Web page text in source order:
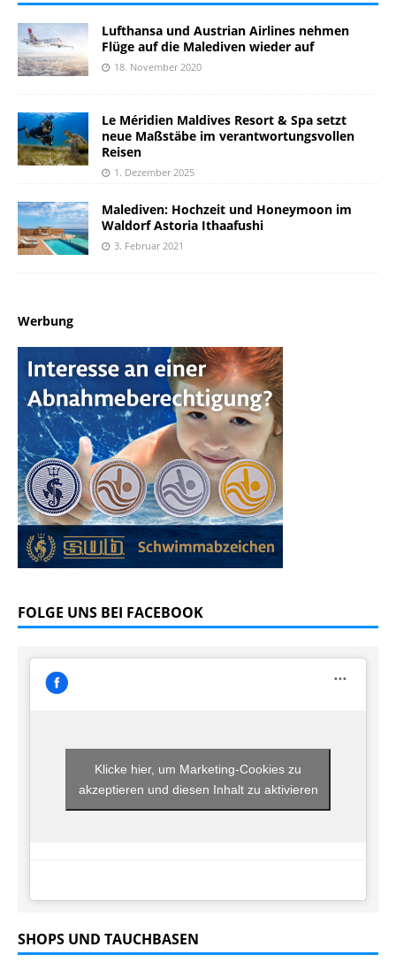
Lufthansa und Austrian Airlines nehmen
Flüge auf die Malediven wieder auf
18. November 2020
Le Méridien Maldives Resort & Spa setzt
neue Maßstäbe im verantwortungsvollen
Reisen
1. Dezember 2025
Malediven: Hochzeit und Honeymoon im
Waldorf Astoria Ithaafushi
3. Februar 2021
Werbung
FOLGE UNS BEI FACEBOOK
Klicke hier, um Marketing-Cookies zu
akzeptieren und diesen Inhalt zu aktivieren
SHOPS UND TAUCHBASEN